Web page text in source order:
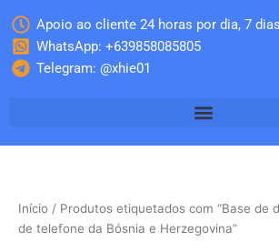
Apoio ao cliente 24 horas por dia, 7
WhatsApp: +639858085805
Telegram: @xhie01
Início / Produtos etiquetados com “Base de
de telefone da Bósnia e Herzegovina”